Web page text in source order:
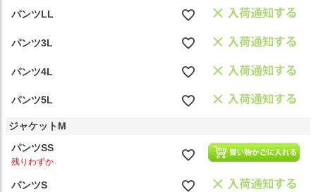
パンツLL
パンツ3L
パンツ4L
パンツ5L
ジャケットM
パンツSS
残りわずか
パンツS